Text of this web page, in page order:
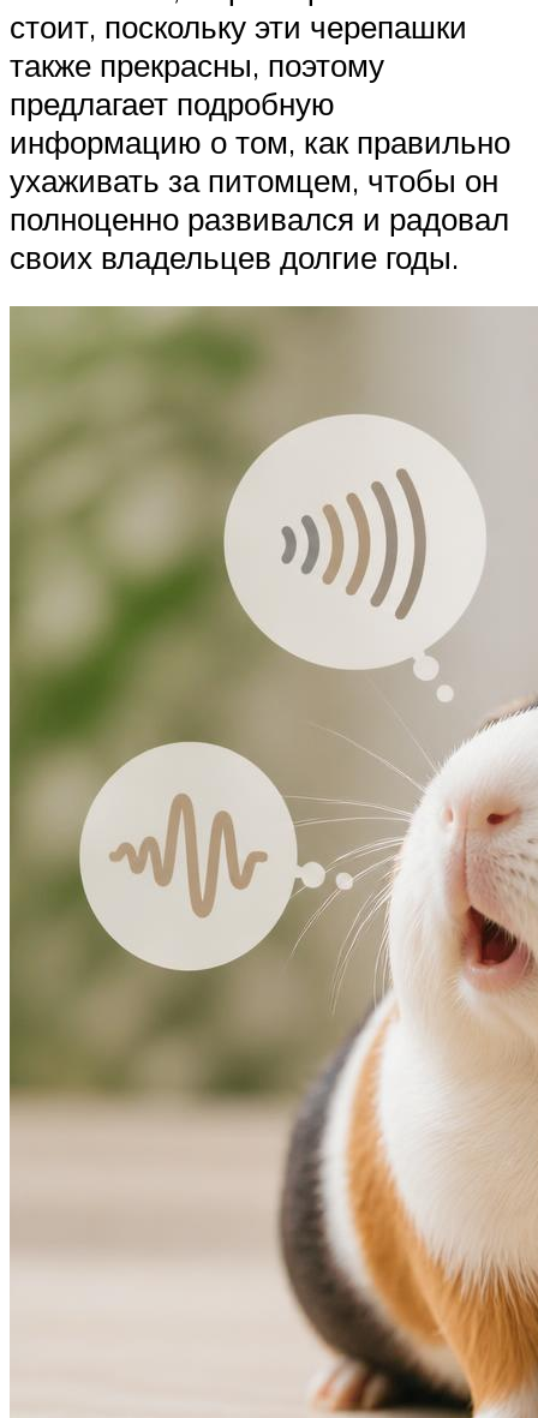
стоит, поскольку эти черепашки
также прекрасны, поэтому
предлагает подробную
информацию о том, как правильно
ухаживать за питомцем, чтобы он
полноценно развивался и радовал
своих владельцев долгие годы.